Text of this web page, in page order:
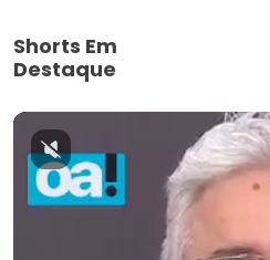
Shorts Em
Destaque